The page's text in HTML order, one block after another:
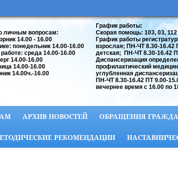
личным вопросам:
14.00 - 16.00
понедельник 14.00-16.00
среда 14.00-16.00
14.00-16.00
14.00-16.00
14.00ч.-16.00
График работы:
Скорая помощь: 103, 03, 112
График работы
взрослая; ПН-ЧТ 8.30-16.42
детская; ПН-ЧТ 8.30-16.42
Диспансеризация
профилактический
углубленная
ПН-ЧТ 8.30-16.42 ПТ 9.00-
вечернее время с 16.00 по
АРХИВ НОВОСТЕЙ ОБРАЩЕНИЯ
РЕКОМЕНДАЦИИ